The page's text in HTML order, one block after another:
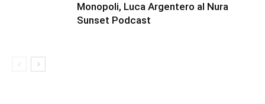
Monopoli, Luca Argentero al Nura
Sunset Podcast